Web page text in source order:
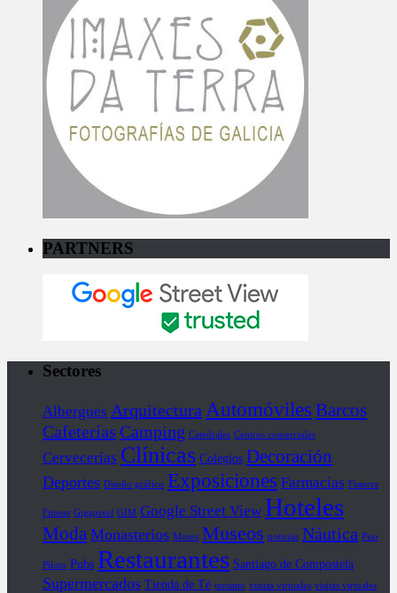
PARTNERS
Sectores
Albergues Arquitectura Automóviles Barcos
Cafeterías Camping Catedrales Centros comerciales
Cervecerías Clínicas Colegios Decoración
Deportes Diseño gráfico Exposiciones Farmacias Fisterra
Fitness Gigapixel GIM Google Street View Hoteles
Moda Monasterios Motos Museos noticias Náutica Piso
Piloto Pubs Restaurantes Santiago de Compostela
Supermercados Tienda de Té turismo visitas virtuales visitas virtuales